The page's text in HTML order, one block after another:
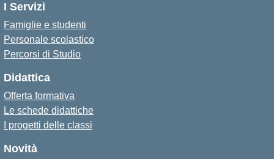
I Servizi
Famiglie e studenti
Personale scolastico
Percorsi di Studio
Didattica
Offerta formativa
Le schede didattiche
I progetti delle classi
Novità